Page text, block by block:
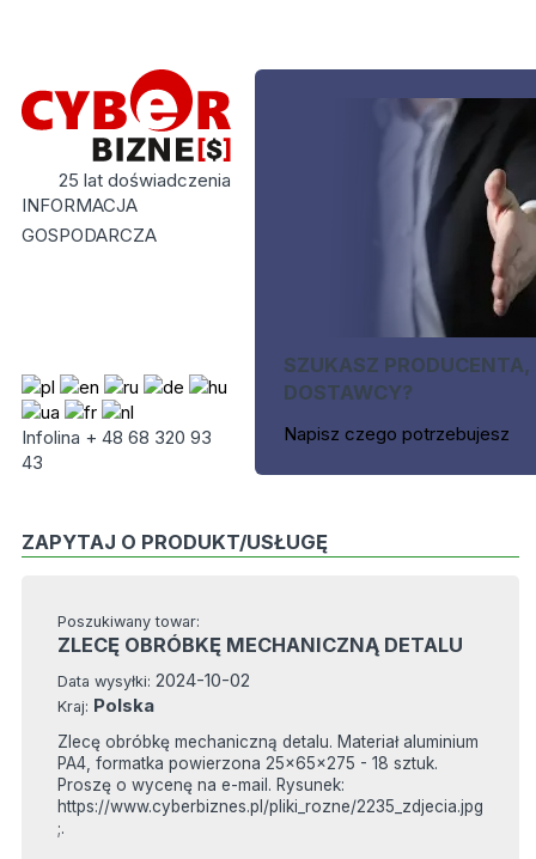
25 lat doświadczenia
INFORMACJA
GOSPODARCZA
Infolina + 48 68 320 93
43
SZUKASZ PRODUCENTA,
DOSTAWCY?
Napisz czego potrzebujesz
ZAPYTAJ O PRODUKT/USŁUGĘ
Poszukiwany towar:
ZLECĘ OBRÓBKĘ MECHANICZNĄ DETALU
Data wysyłki: 2024-10-02
Kraj: Polska
Zlecę obróbkę mechaniczną detalu. Materiał aluminium
PA4, formatka powierzona 25x65x275 - 18 sztuk.
Proszę o wycenę na e-mail. Rysunek:
https://www.cyberbiznes.pl/pliki_rozne/2235_zdjecia.jpg
;.